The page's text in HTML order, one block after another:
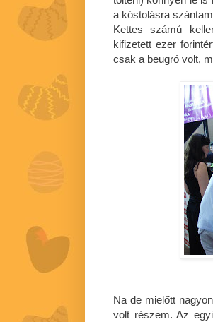
a kóstolásra
Kettes számú
kifizetett ezer
csak a beugró volt,
Na de mielőtt
volt részem. Az